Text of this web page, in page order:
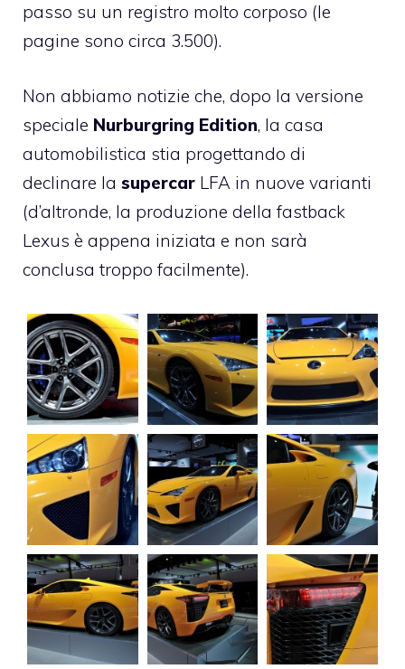
passo su un registro molto corposo (le
pagine sono circa 3.500).
Non abbiamo notizie che, dopo la versione
speciale Nurburgring Edition, la casa
automobilistica stia progettando di
declinare la supercar LFA in nuove varianti
(d’altronde, la produzione della fastback
Lexus è appena iniziata e non sarà
conclusa troppo facilmente).